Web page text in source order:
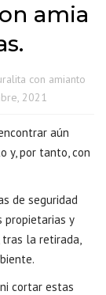
amia
con amianto
2021
aún
y, por tanto, con
de seguridad
propietarias y
la retirada,
cortar estas